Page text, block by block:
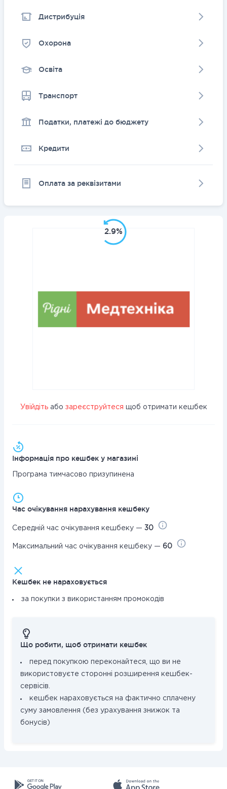
Дистрибуція
Охорона
Освіта
Транспорт
Податки, платежі до бюджету
Кредити
Оплата за реквізитами
2.9%
Увійдітьабо зареєструйтеся щоб отримати кешбек
Інформація про кешбек у магазині
Програма тимчасово призупинена
Час очікування нарахування кешбеку
Середній час очікування кешбеку — 30
Максимальний час очікування кешбеку — 60
Кешбек не нараховується
за покупки з використанням промокодів
Що робити, щоб отримати кешбек
перед покупкою переконайтеся, що ви не
використовуєте сторонні розширення кешбек-
сервісів.
кешбек нараховується на фактично сплачену
суму замовлення (без урахування знижок та
бонусів)